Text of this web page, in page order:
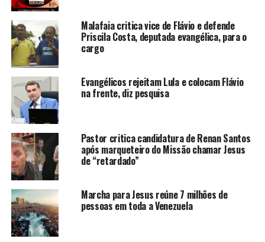
Malafaia critica vice de Flávio e defende
Priscila Costa, deputada evangélica, para o
cargo
Evangélicos rejeitam Lula e colocam Flávio
na frente, diz pesquisa
Pastor critica candidatura de Renan Santos
após marqueteiro do Missão chamar Jesus
de “retardado”
Marcha para Jesus reúne 7 milhões de
pessoas em toda a Venezuela